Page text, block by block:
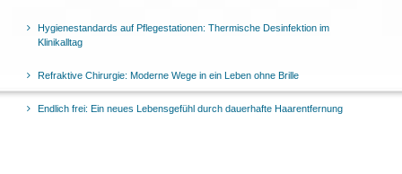
Hygienestandards auf Pflegestationen: Thermische Desinfektion im
Klinikalltag
Refraktive Chirurgie: Moderne Wege in ein Leben ohne Brille
Endlich frei: Ein neues Lebensgefühl durch dauerhafte Haarentfernung